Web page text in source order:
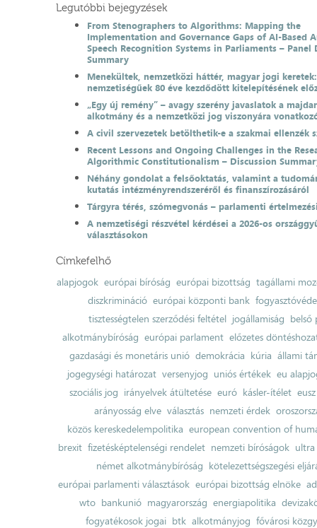
Legutóbbi bejegyzések
From Stenographers to Algorithms: Mapping the
Implementation and Governance Gaps of AI-Based
Speech Recognition Systems in Parliaments – Panel
Summary
Menekültek, nemzetközi háttér, magyar jogi
nemzetiségűek 80 éve kezdődött kitelepítésének
„Egy új remény” – avagy szerény javaslatok a
alkotmány és a nemzetközi jog viszonyára
A civil szervezetek betölthetik-e a szakmai ellenzék
Recent Lessons and Ongoing Challenges in the
Algorithmic Constitutionalism – Discussion
Néhány gondolat a felsőoktatás, valamint a
kutatás intézményrendszeréről és finanszírozásáról
Tárgyra térés, szómegvonás – parlamenti
A nemzetiségi részvétel kérdései a 2026-os
választásokon
Címkefelhő
alapjogok európai bíróság európai bizottság tagállami
diszkrimináció európai központi bank
tisztességtelen szerződési feltétel jogállamiság belső
alkotmánybíróság európai parlament előzetes
gazdasági és monetáris unió demokrácia kúria állami
jogegységi határozat versenyjog uniós értékek eu
szociális jog irányelvek átültetése euró kásler-ítélet
arányosság elve választás nemzeti érdek
közös kereskedelempolitika european convention of
brexit fizetésképtelenségi rendelet nemzeti bíróságok ultra
német alkotmánybíróság kötelezettségszegési
európai parlamenti választások európai bizottság elnöke
wto bankunió magyarország energiapolitika
fogyatékosok jogai btk alkotmányjog fővárosi